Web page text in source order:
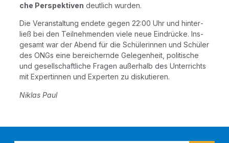
che Per­spek­ti­ven deut­lich wurden.
Die Ver­an­stal­tung ende­te gegen 22:00 Uhr und hin­ter­
ließ bei den Teil­neh­men­den vie­le neue Ein­drü­cke. Ins­
ge­samt war der Abend für die Schü­le­rin­nen und Schü­ler
des ONGs eine berei­chern­de Gele­gen­heit, poli­ti­sche
und gesell­schaft­li­che Fra­gen außer­halb des Unter­richts
mit Exper­tin­nen und Exper­ten zu diskutieren.
Niklas Paul